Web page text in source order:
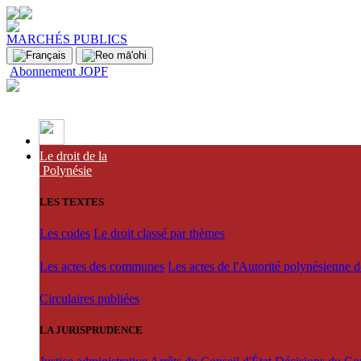
MARCHÉS PUBLICS
Abonnement JOPF
Le droit de la
Polynésie
LES TEXTES
Les codes Le droit classé par thèmes
Les actes des communes Les actes de l'Autorité polynésienne
Circulaires publiées
LA JURISPRUDENCE